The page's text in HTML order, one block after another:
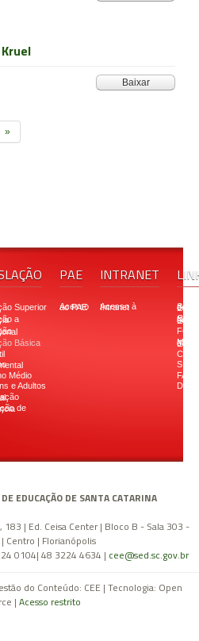
Baixar
»
PAE INTRANET
Superior Acesso ao PAE Acesso à Intranet
Secretaria
Conselho
Básica
Ministério
Médio
e Adultos
EDUCAÇÃO DE SANTA CATARINA
| Ed. Ceisa Center | Bloco B - Sala 303 -
| Centro | Florianópolis
0104| 48 3224 4634 | cee@sed.sc.gov.br
do Conteúdo: CEE | Tecnologia: Open
| Acesso restrito